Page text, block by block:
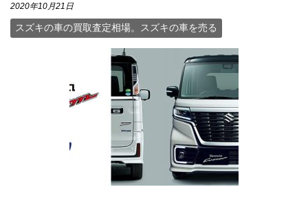
2020年10月21日
スズキの車の買取査定相場。スズキの車を売る